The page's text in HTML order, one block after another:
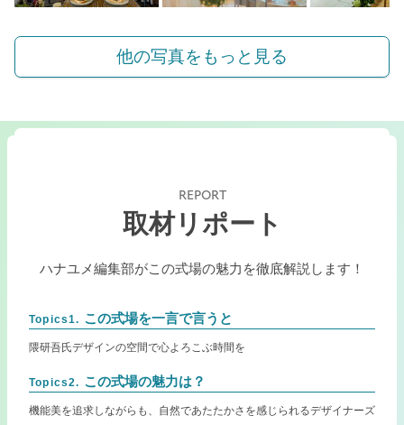
他の写真をもっと見る
REPORT
取材リポート
ハナユメ編集部がこの式場の魅力を徹底解説します！
Topics1. この式場を一言で言うと
隈研吾氏デザインの空間で心よろこぶ時間を
Topics2. この式場の魅力は？
機能美を追求しながらも、自然であたたかさを感じられるデザイナーズ